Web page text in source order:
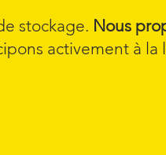
stockage. Nous
activement à la